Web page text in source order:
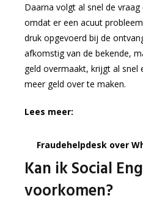
Daarna volgt al snel de
omdat er een acuut
druk opgevoerd bij de
afkomstig van de bekende,
geld overmaakt, krijgt al snel
meer geld over te maken.
Lees meer:
Fraudehelpdesk over
Kan ik Social
voorkomen?